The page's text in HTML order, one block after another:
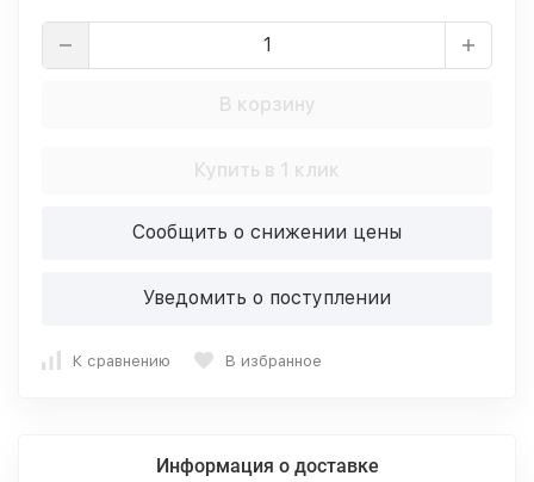
В корзину
Купить в 1 клик
Сообщить о снижении цены
Уведомить о поступлении
К сравнению В избранное
Информация о доставке